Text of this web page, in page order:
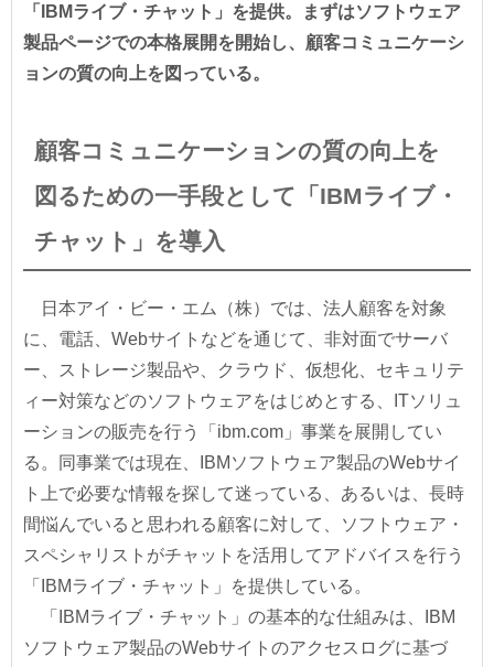
「IBMライブ・チャット」を提供。まずはソフトウェア
製品ページでの本格展開を開始し、顧客コミュニケーシ
ョンの質の向上を図っている。
顧客コミュニケーションの質の向上を
図るための一手段として「IBMライブ・
チャット」を導入
日本アイ・ビー・エム（株）では、法人顧客を対象
に、電話、Webサイトなどを通じて、非対面でサーバ
ー、ストレージ製品や、クラウド、仮想化、セキュリテ
ィー対策などのソフトウェアをはじめとする、ITソリュ
ーションの販売を行う「ibm.com」事業を展開してい
る。同事業では現在、IBMソフトウェア製品のWebサイ
ト上で必要な情報を探して迷っている、あるいは、長時
間悩んでいると思われる顧客に対して、ソフトウェア・
スペシャリストがチャットを活用してアドバイスを行う
「IBMライブ・チャット」を提供している。
「IBMライブ・チャット」の基本的な仕組みは、IBM
ソフトウェア製品のWebサイトのアクセスログに基づ